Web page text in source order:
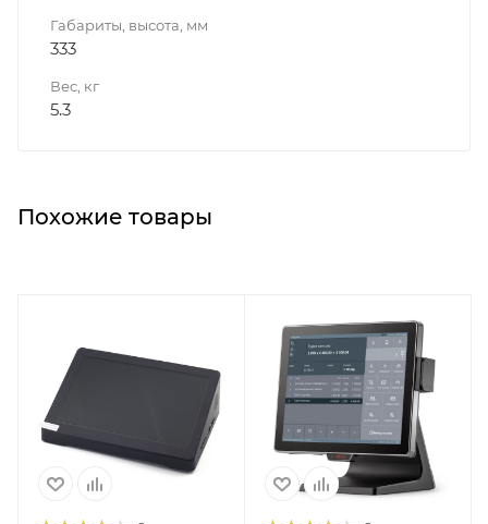
Габариты, высота, мм
333
Вес, кг
5.3
Похожие товары